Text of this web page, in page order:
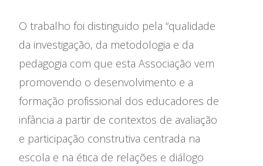
Relatório de Atividades e
Contas
Apoios Financeiros do
Estado
Conselho de Administração
Comissão Executiva
Conselho Fiscal
Conselho de Curadores
Colaboradores
O trabalho foi distinguido pela “qualidade
da investigação, da metodologia e da
pedagogia com que esta Associação vem
promovendo o desenvolvimento e a
formação profissional dos educadores de
infância a partir de contextos de avaliação
e participação construtiva centrada na
escola e na ética de relações e diálogo